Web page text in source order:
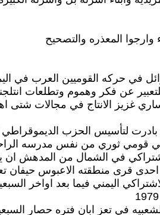
المعذره والتصحيح
في حركه القوميين العرب في
عن فكر وهموم وتطلعات
غزيز الانتاج في مجالات شتى
بادرت لتأسيس الحزب
قومي ثوري من نفس مدرسه
في الشمال من المدهش
احدى قرى منطقته الاعبوس حيفان
اليمني فيما بعد اواخر
في تعز ابان فتره حصار